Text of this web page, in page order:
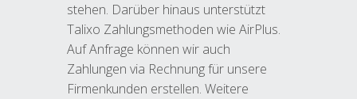
stehen. Darüber hinaus unterstützt
Talixo Zahlungsmethoden wie AirPlus.
Auf Anfrage können wir auch
Zahlungen via Rechnung für unsere
Firmenkunden erstellen. Weitere